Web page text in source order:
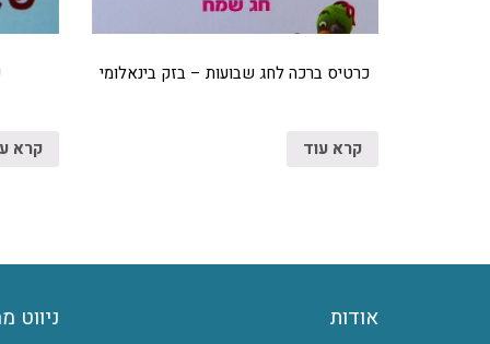
כרטיס ברכה לחג שבועות – בזק בינאלומי
קרא עוד קרא
אודות ניווט